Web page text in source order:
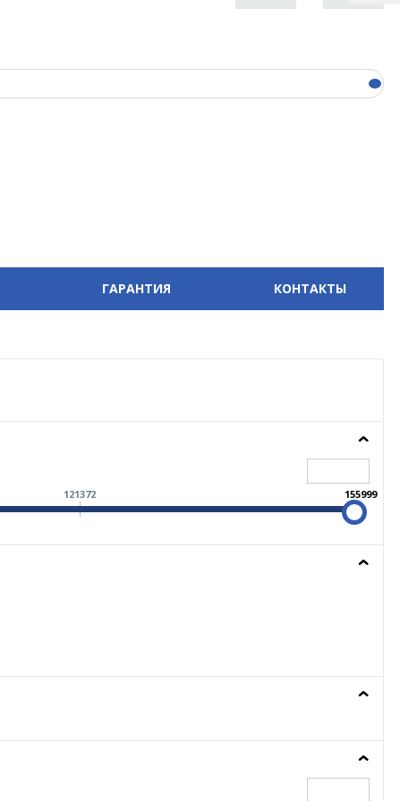
ГАРАНТИЯ КОНТАКТЫ
121372 155999